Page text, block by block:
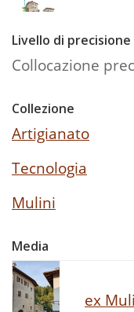
Livello di
Collocazione
Collezione
Artigianato
Tecnologia
Mulini
Media
ex